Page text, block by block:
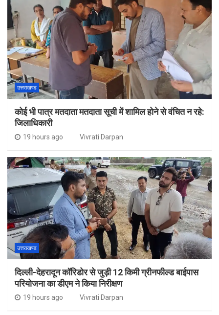
उत्तराखण्ड
कोई भी पात्र मतदाता मतदाता सूची में शामिल होने से वंचित न रहे:
जिलाधिकारी
19 hours ago Vivrati Darpan
उत्तराखण्ड
दिल्ली-देहरादून कॉरिडोर से जुड़ी 12 किमी ग्रीनफील्ड बाईपास
परियोजना का डीएम ने किया निरीक्षण
19 hours ago Vivrati Darpan